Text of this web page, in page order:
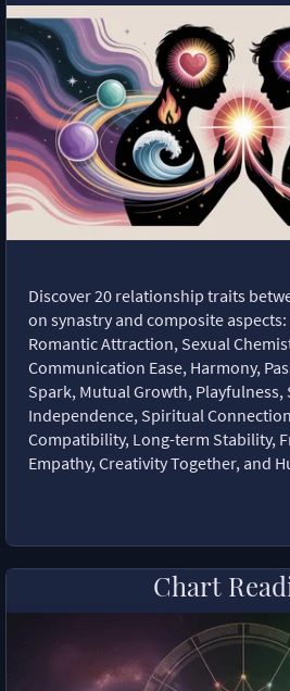
Discover 20 relationship traits
on synastry and composite
Romantic Attraction, Sexual
Communication Ease, Harmony,
Spark, Mutual Growth, Playfulness,
Independence, Spiritual
Compatibility, Long-term Stability,
Empathy, Creativity Together, and
Chart